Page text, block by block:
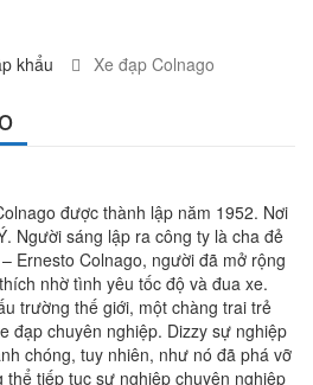
khẩu Xe đạp Colnago
được thành lập năm 1952. Nơi
Người sáng lập ra công ty là cha đẻ
Ernesto Colnago, người đã mở rộng
nhờ tình yêu tốc độ và đua xe.
trường thế giới, một chàng trai trẻ
đạp chuyên nghiệp. Dizzy sự nghiệp
chóng, tuy nhiên, như nó đã phá vỡ
tiếp tục sự nghiệp chuyên nghiệp